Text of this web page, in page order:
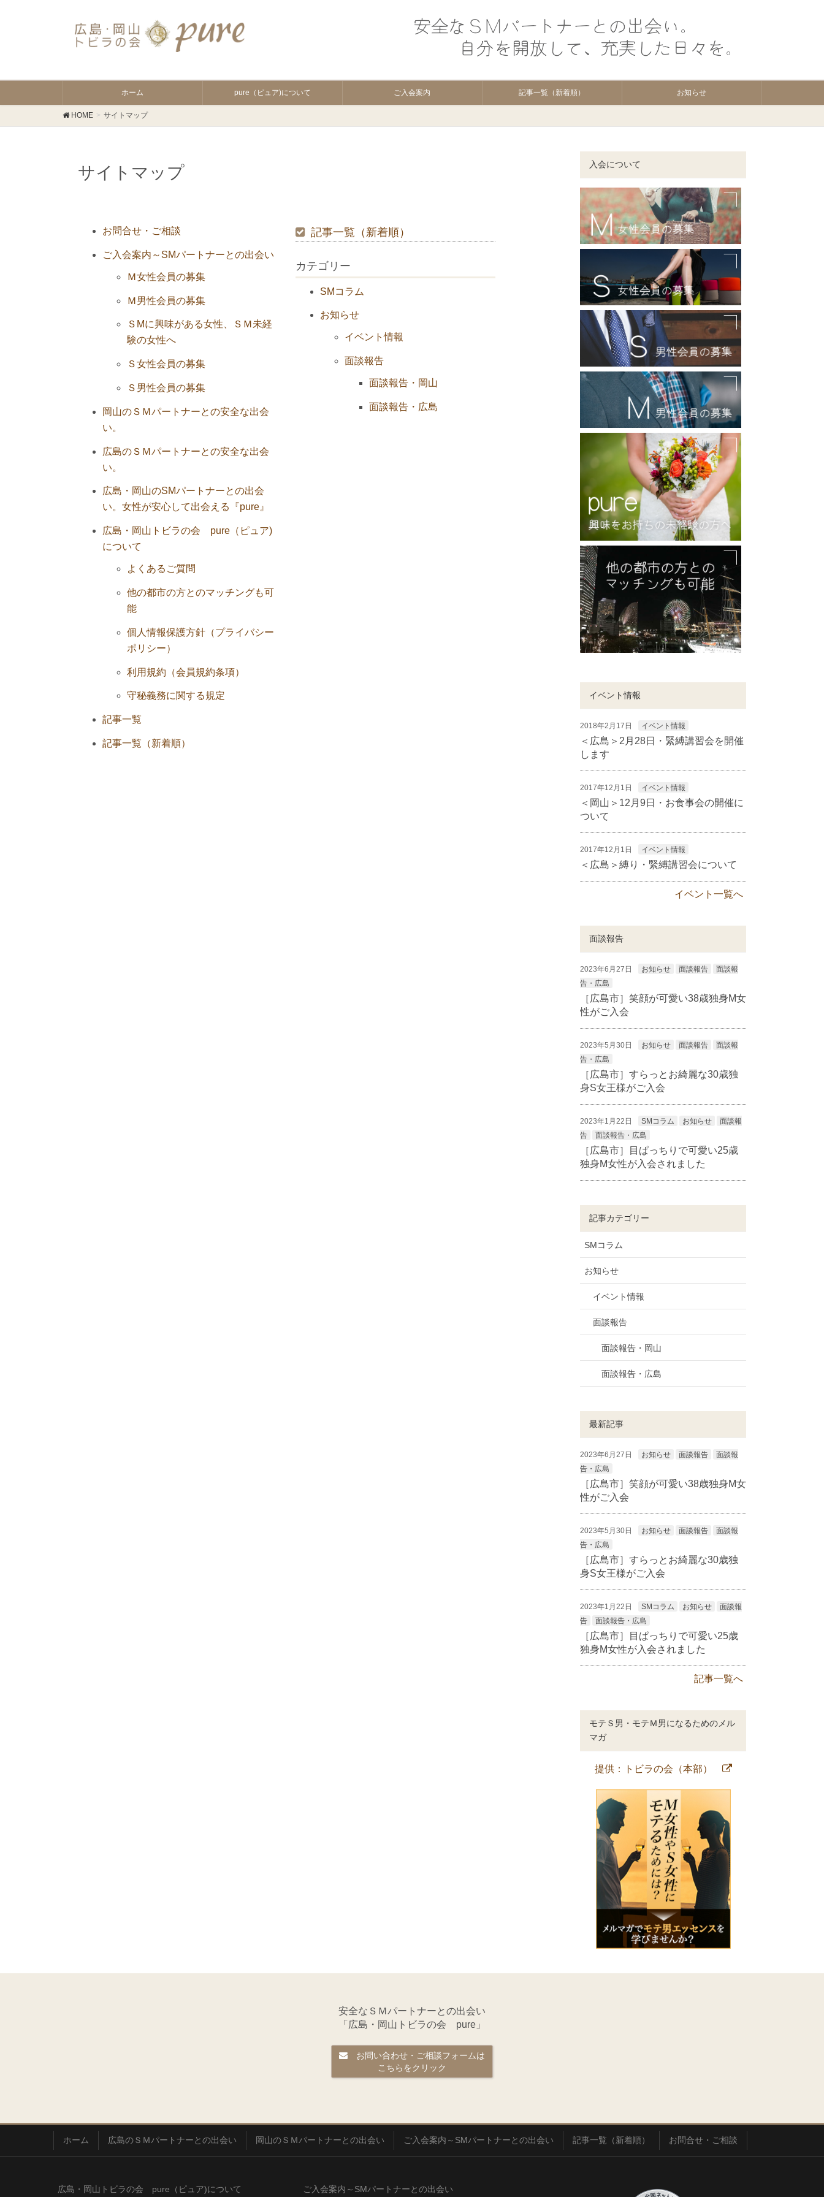
ホーム pure（ピュア)について ご入会案内 記事一覧（新着順） お知らせ
HOME サイトマップ
サイトマップ
お問合せ・ご相談
ご入会案内～SMパートナーとの出会い
Ｍ女性会員の募集
Ｍ男性会員の募集
ＳMに興味がある女性、ＳＭ未経
験の女性へ
Ｓ女性会員の募集
Ｓ男性会員の募集
岡山のＳＭパートナーとの安全な出会
い。
広島のＳＭパートナーとの安全な出会
い。
広島・岡山のSMパートナーとの出会
い。女性が安心して出会える『pure』
広島・岡山トビラの会 pure（ピュア)
について
よくあるご質問
他の都市の方とのマッチングも可
能
個人情報保護方針（プライバシー
ポリシー）
利用規約（会員規約条項）
守秘義務に関する規定
記事一覧
記事一覧（新着順）
記事一覧（新着順）
カテゴリー
SMコラム
お知らせ
イベント情報
面談報告
面談報告・岡山
面談報告・広島
入会について
イベント情報
2018年2月17日 イベント情報
＜広島＞2月28日・緊縛講習会を開催
します
2017年12月1日 イベント情報
＜岡山＞12月9日・お食事会の開催に
ついて
2017年12月1日 イベント情報
＜広島＞縛り・緊縛講習会について
イベント一覧へ
面談報告
2023年6月27日 お知らせ 面談報告
面談報
告・広島
［広島市］笑顔が可愛い38歳独身M女
性がご入会
2023年5月30日 お知らせ 面談報告
面談報
告・広島
［広島市］すらっとお綺麗な30歳独
身S女王様がご入会
2023年1月22日 SMコラム お知らせ
面談報
告
面談報告・広島
［広島市］目ぱっちりで可愛い25歳
独身M女性が入会されました
記事カテゴリー
SMコラム
お知らせ
イベント情報
面談報告
面談報告・岡山
面談報告・広島
最新記事
2023年6月27日 お知らせ 面談報告
面談報
告・広島
［広島市］笑顔が可愛い38歳独身M女
性がご入会
2023年5月30日 お知らせ 面談報告
面談報
告・広島
［広島市］すらっとお綺麗な30歳独
身S女王様がご入会
2023年1月22日 SMコラム お知らせ
面談報
告
面談報告・広島
［広島市］目ぱっちりで可愛い25歳
独身M女性が入会されました
記事一覧へ
モテＳ男・モテＭ男になるためのメル
マガ
提供：トビラの会（本部）
安全なＳＭパートナーとの出会い
「広島・岡山トビラの会 pure」
お問い合わせ・ご相談フォームは
こちらをクリック
ホーム 広島のＳＭパートナーとの出会い 岡山のＳＭパートナーとの出会い ご入会案内～SMパートナーとの出会い 記事一覧（新着順） お問合せ・ご相談
広島・岡山トビラの会 pure（ピュア)について ご入会案内～SMパートナーとの出会い